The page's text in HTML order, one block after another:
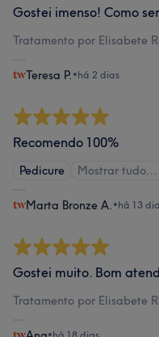
Gostei imenso! Como
Tratamento por Elisabete
Teresa P. •há 2 dias
Recomendo 100%
Pedicure Mostrar tudo…
Marta Bronze A. •há 13
Gostei muito. Bom
Tratamento por Elisabete